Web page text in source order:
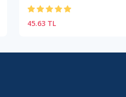
45.63 TL